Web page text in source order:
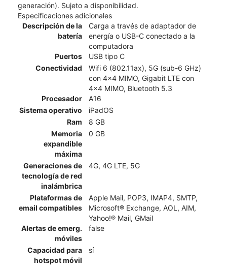
generación). Sujeto a disponibilidad.
Especificaciones adicionales
Descripción de la
batería
Carga a través de adaptador de
energía o USB-C conectado a la
computadora
Puertos
USB tipo C
Conectividad
Wifi 6 (802.11ax), 5G (sub-6 GHz)
con 4x4 MIMO, Gigabit LTE con
4x4 MIMO, Bluetooth 5.3
Procesador
A16
Sistema operativo
iPadOS
Ram
8 GB
Memoria
expandible
máxima
0 GB
Generaciones de
tecnología de red
inalámbrica
4G, 4G LTE, 5G
Plataformas de
email compatibles
Apple Mail, POP3, IMAP4, SMTP,
Microsoft® Exchange, AOL, AIM,
Yahoo!® Mail, GMail
Alertas de emerg.
móviles
false
Capacidad para
hotspot móvil
sí